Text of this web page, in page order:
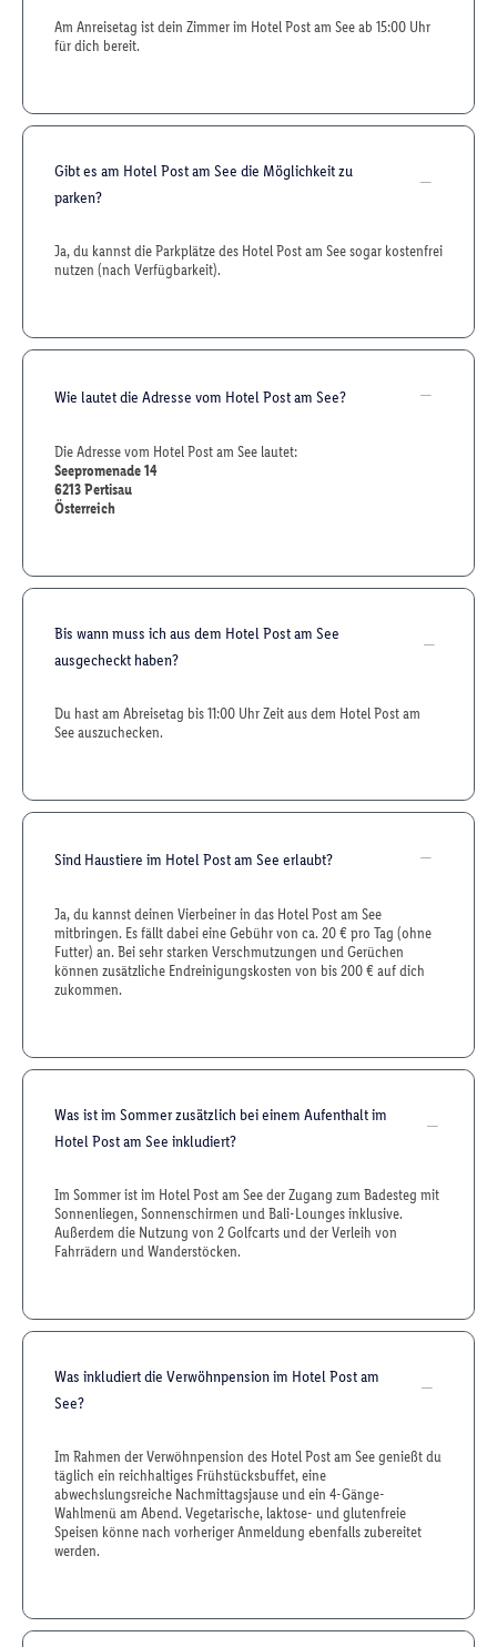
Am Anreisetag ist dein Zimmer im Hotel Post am See ab 15:00 Uhr
für dich bereit.
Gibt es am Hotel Post am See die Möglichkeit zu
parken?
Ja, du kannst die Parkplätze des Hotel Post am See sogar kostenfrei
nutzen (nach Verfügbarkeit).
Wie lautet die Adresse vom Hotel Post am See?
Die Adresse vom Hotel Post am See lautet:
Seepromenade 14
6213Pertisau
Österreich
Bis wann muss ich aus dem Hotel Post am See
ausgecheckt haben?
Du hast am Abreisetag bis 11:00 Uhr Zeit aus dem Hotel Post am
See auszuchecken.
Sind Haustiere im Hotel Post am See erlaubt?
Ja, du kannst deinen Vierbeiner in das Hotel Post am See
mitbringen. Es fällt dabei eine Gebühr von ca. 20 € pro Tag (ohne
Futter) an. Bei sehr starken Verschmutzungen und Gerüchen
können zusätzliche Endreinigungskosten von bis 200 € auf dich
zukommen.
Was ist im Sommer zusätzlich bei einem Aufenthalt im
Hotel Post am See inkludiert?
Im Sommer ist im Hotel Post am See der Zugang zum Badesteg mit
Sonnenliegen, Sonnenschirmen und Bali-Lounges inklusive.
Außerdem die Nutzung von 2 Golfcarts und der Verleih von
Fahrrädern und Wanderstöcken.
Was inkludiert die Verwöhnpension im Hotel Post am
See?
Im Rahmen der Verwöhnpension des Hotel Post am See genießt du
täglich ein reichhaltiges Frühstücksbuffet, eine
abwechslungsreiche Nachmittagsjause und ein 4-Gänge-
Wahlmenü am Abend. Vegetarische, laktose- und glutenfreie
Speisen könne nach vorheriger Anmeldung ebenfalls zubereitet
werden.